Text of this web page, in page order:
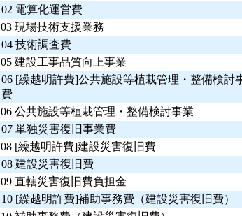
02 電算化運営費
03 現場技術支援業務
04 技術調査費
05 建設工事品質向上事業
06 [繰越明許費]公共施設等植栽管理・整備検討
費
06 公共施設等植栽管理・整備検討事業
07 単独災害復旧事業費
08 [繰越明許費]建設災害復旧費
08 建設災害復旧費
09 直轄災害復旧費負担金
10 [繰越明許費]補助事務費（建設災害復旧費）